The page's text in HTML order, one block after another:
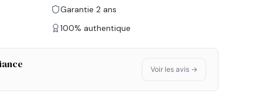
Garantie 2 ans
100% authentique
Voir les avis →